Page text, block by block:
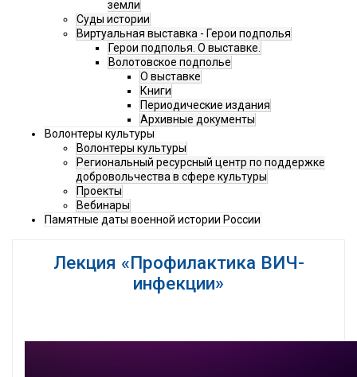
земли
Суды истории
Виртуальная выставка - Герои подполья
Герои подполья. О выставке.
Волотовское подполье
О выставке
Книги
Периодические издания
Архивные документы
Волонтеры культуры
Волонтеры культуры
Региональный ресурсный центр по поддержке
добровольчества в сфере культуры
Проекты
Вебинары
Памятные даты военной истории России
Лекция «Профилактика ВИЧ-
инфекции»